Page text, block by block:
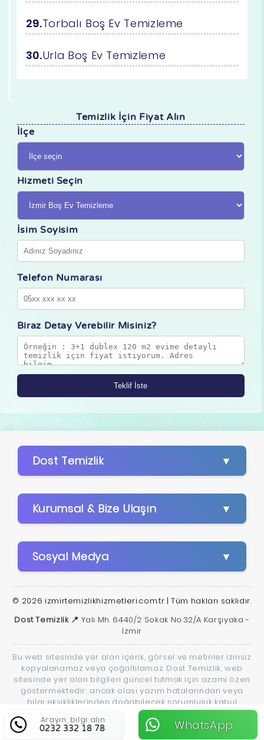
Torbalı Boş Ev Temizleme
Urla Boş Ev Temizleme
Temizlik İçin Fiyat Alın
İlçe
Hizmeti Seçin
İsim Soyisim
Telefon Numarası
Biraz Detay Verebilir Misiniz?
Dost Temizlik
Kurumsal & Bize Ulaşın
Sosyal Medya
© 2026 izmirtemizlikhizmetleri.com.tr | Tüm hakları saklıdır.
Dost Temizlik 📍 Yalı Mh. 6440/2 Sokak No:32/A Karşıyaka -
İzmir
Bu web sitesinde yer alan içerik, görsel ve metinler izinsiz
kopyalanamaz veya çoğaltılamaz. Dost Temizlik, web
sitesinde yer alan bilgileri güncel tutmak için azami özen
göstermektedir; ancak olası yazım hatalarından veya
bilgi eksikliklerinden doğabilecek sorumluluk kabul
edilmez.
Arayın, bilgi alın
0232 332 18 78
WhatsApp